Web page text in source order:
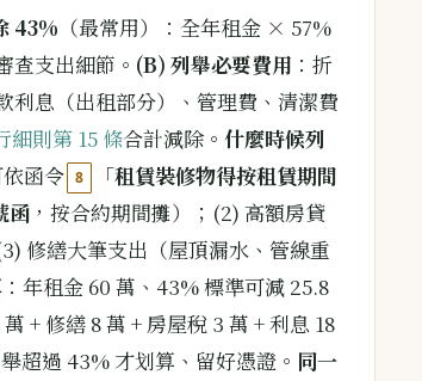
43% （最常用）：全年租金 × 57%
查支出細節。 (B) 列舉必要費用 ：折
利息（出租部分）、管理費、清潔費
細則第 15 條合計減除。 什麼時候列
函令 8 「租賃裝修物得按租賃期間
函 ，按合約期間攤）；(2) 高額房貸
修繕大筆支出（屋頂漏水、管線重
：年租金 60 萬、43% 標準可減 25.8
+ 修繕 8 萬 + 房屋稅 3 萬 + 利息 18
舉超過 43% 才划算、留好憑證。 同一